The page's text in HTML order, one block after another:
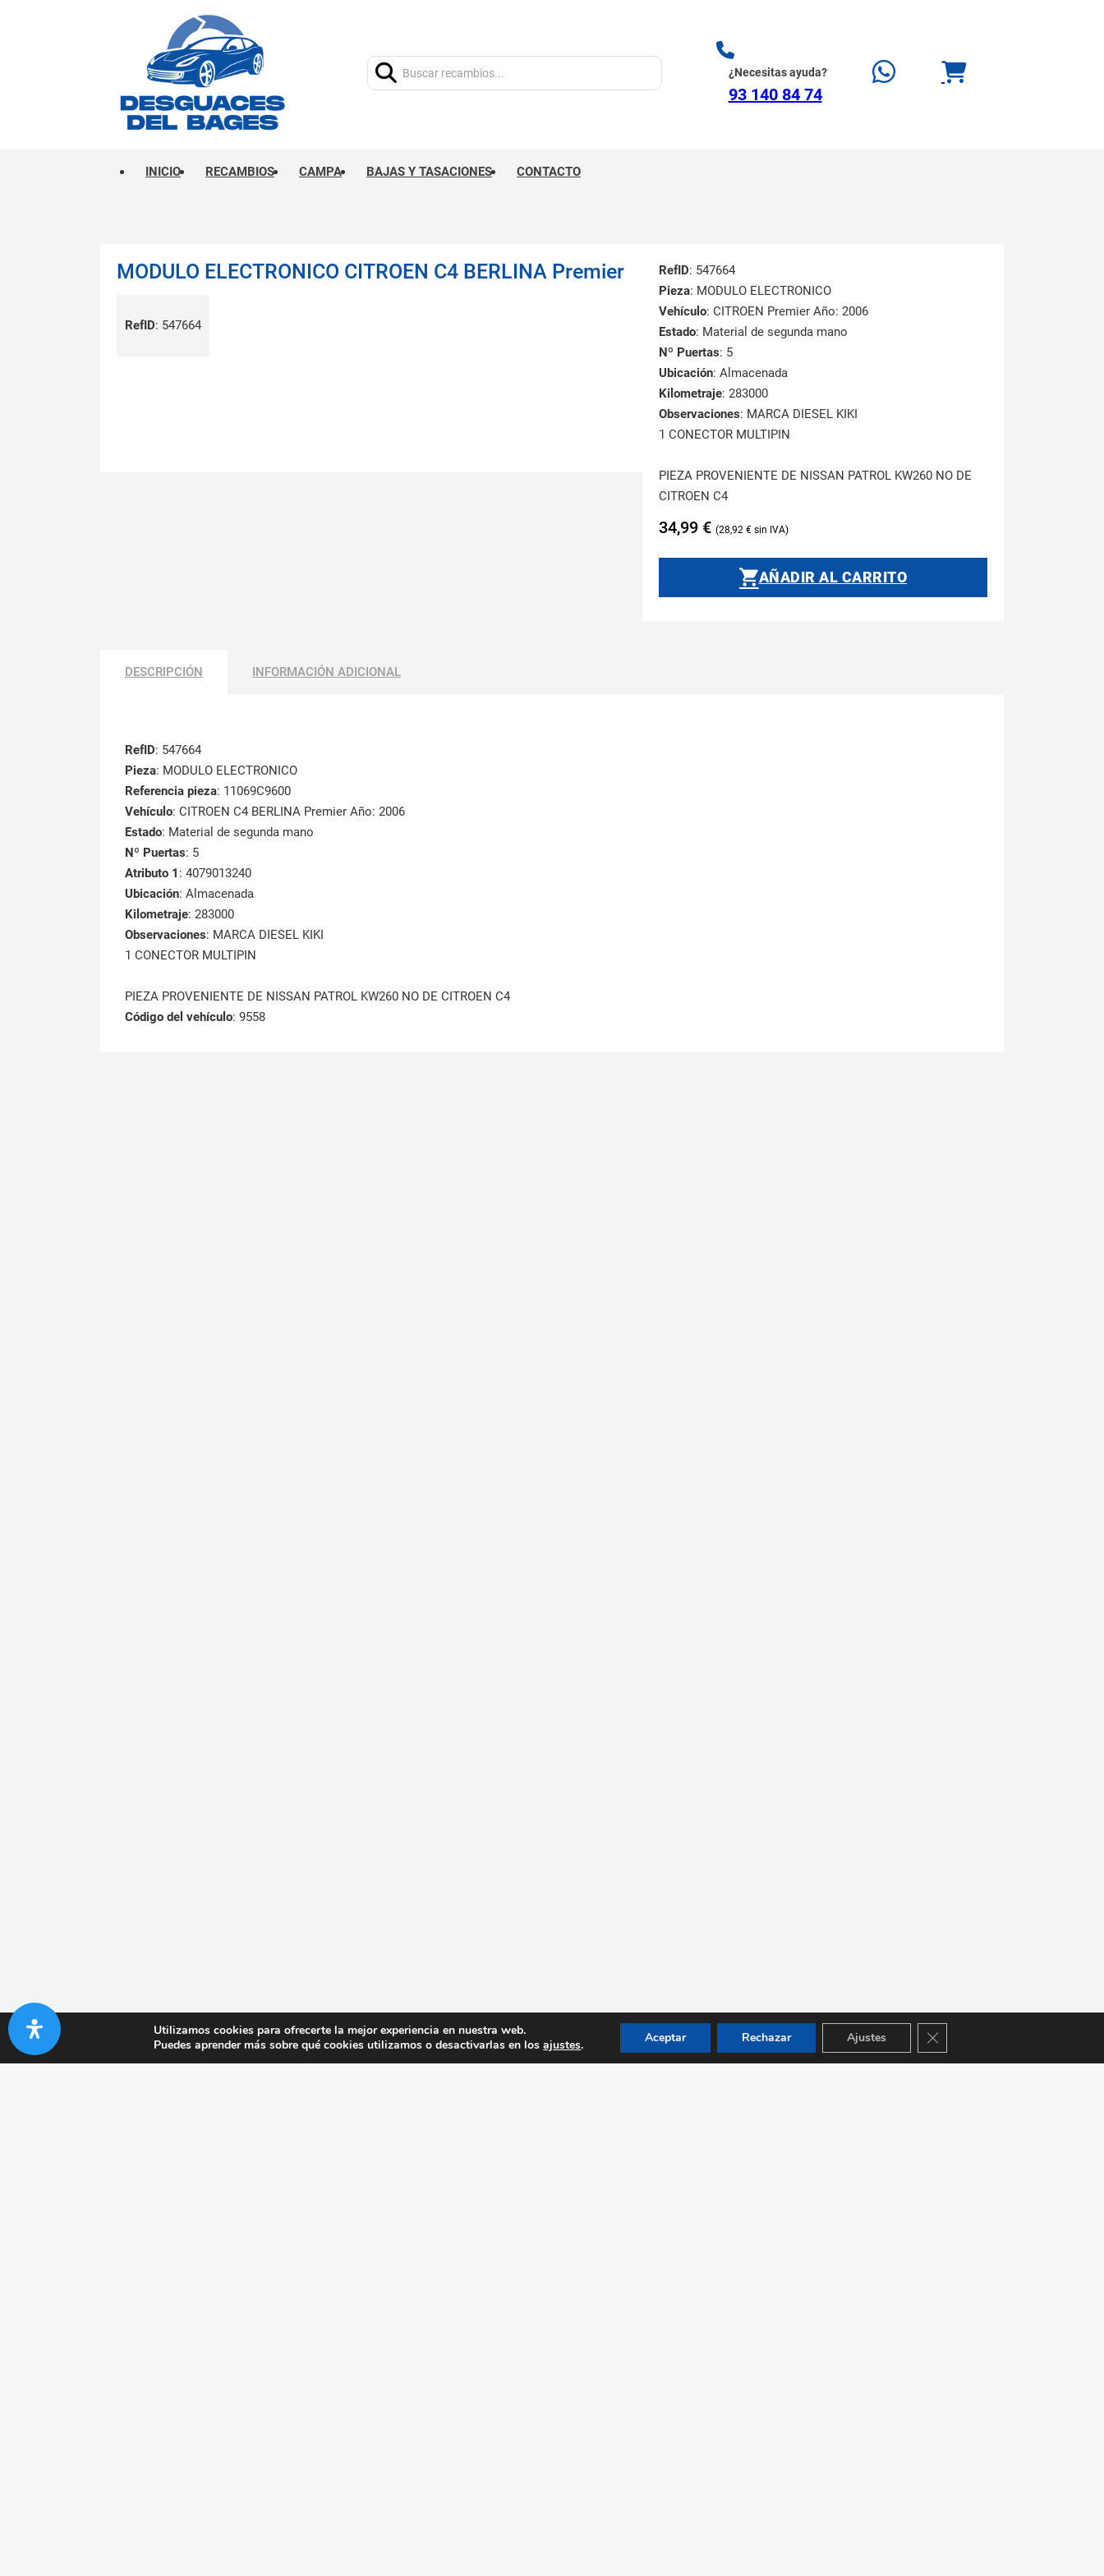
¿Necesitas ayuda?
93 140 84 74
INICIO RECAMBIOS CAMPA BAJAS Y TASACIONES CONTACTO
MODULO ELECTRONICO CITROEN C4 BERLINA Premier
RefID: 547664
RefID: 547664
Pieza: MODULO ELECTRONICO
Vehículo: CITROEN Premier Año: 2006
Estado: Material de segunda mano
Nº Puertas: 5
Ubicación: Almacenada
Kilometraje: 283000
Observaciones: MARCA DIESEL KIKI
1 CONECTOR MULTIPIN
PIEZA PROVENIENTE DE NISSAN PATROL KW260 NO DE
CITROEN C4
34,99 € 28,92 €
AÑADIR AL CARRITO
DESCRIPCIÓN INFORMACIÓN ADICIONAL
RefID: 547664
Pieza: MODULO ELECTRONICO
Referencia pieza: 11069C9600
Vehículo: CITROEN C4 BERLINA Premier Año: 2006
Estado: Material de segunda mano
Nº Puertas: 5
Atributo 1 : 4079013240
Ubicación: Almacenada
Kilometraje: 283000
Observaciones: MARCA DIESEL KIKI
1 CONECTOR MULTIPIN
PIEZA PROVENIENTE DE NISSAN PATROL KW260 NO DE CITROEN C4
Código del vehículo: 9558
Utilizamos cookies para ofrecerte la mejor experiencia en nuestra web.
Puedes aprender más sobre qué cookies utilizamos o desactivarlas en losajustes. Aceptar Rechazar Ajustes Cerrar el banner de cookies RGPD